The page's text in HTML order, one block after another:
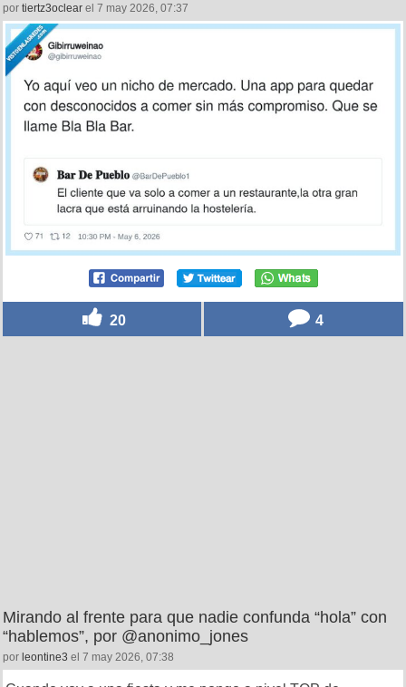
por tiertz3oclear el 7 may 2026, 07:37
20 4
Mirando al frente para que nadie confunda “hola” con
“hablemos”, por @anonimo_jones
por leontine3 el 7 may 2026, 07:38